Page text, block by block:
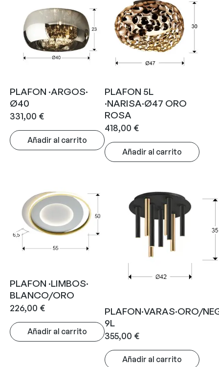
PLAFON ·ARGOS·
Ø40
331,00 €
Añadir al carrito
PLAFON 5L
·NARISA·Ø47 ORO
ROSA
418,00 €
Añadir al carrito
PLAFON ·LIMBOS·
BLANCO/ORO
226,00 €
Añadir al carrito
PLAFON·VARAS·ORO/
9L
355,00 €
Añadir al carrito